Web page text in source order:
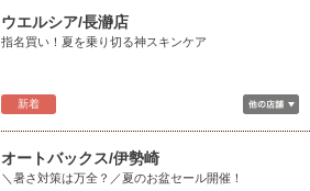
新着
ウエルシア/長瀞店
指名買い！夏を乗り切る神スキンケア
オートバックス/伊勢崎
＼暑さ対策は万全？／夏のお盆セール開催！